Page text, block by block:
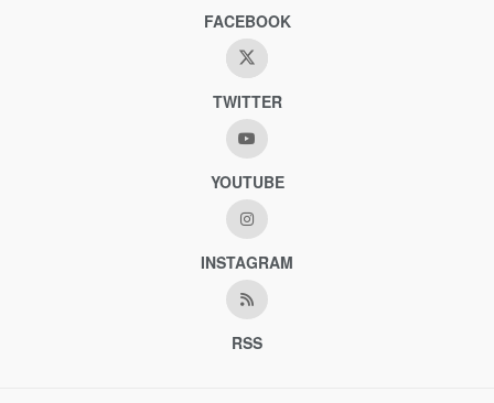
FACEBOOK
TWITTER
YOUTUBE
INSTAGRAM
RSS